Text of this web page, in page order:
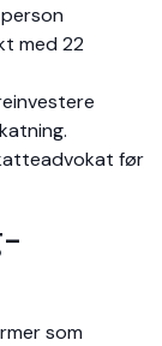
med 22
før
som